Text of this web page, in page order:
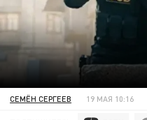
СЕМЁН СЕРГЕЕВ 19 МАЯ 10:16